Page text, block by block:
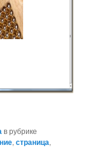
в рубрике
,страница,